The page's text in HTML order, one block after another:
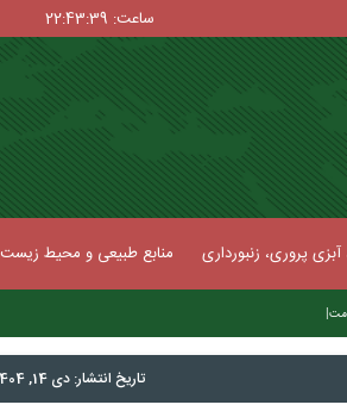
ساعت: 22:43:39
پروری، زنبورداری منابع طبیعی و محیط زیست
|
تاریخ انتشار: دی 14, 1404